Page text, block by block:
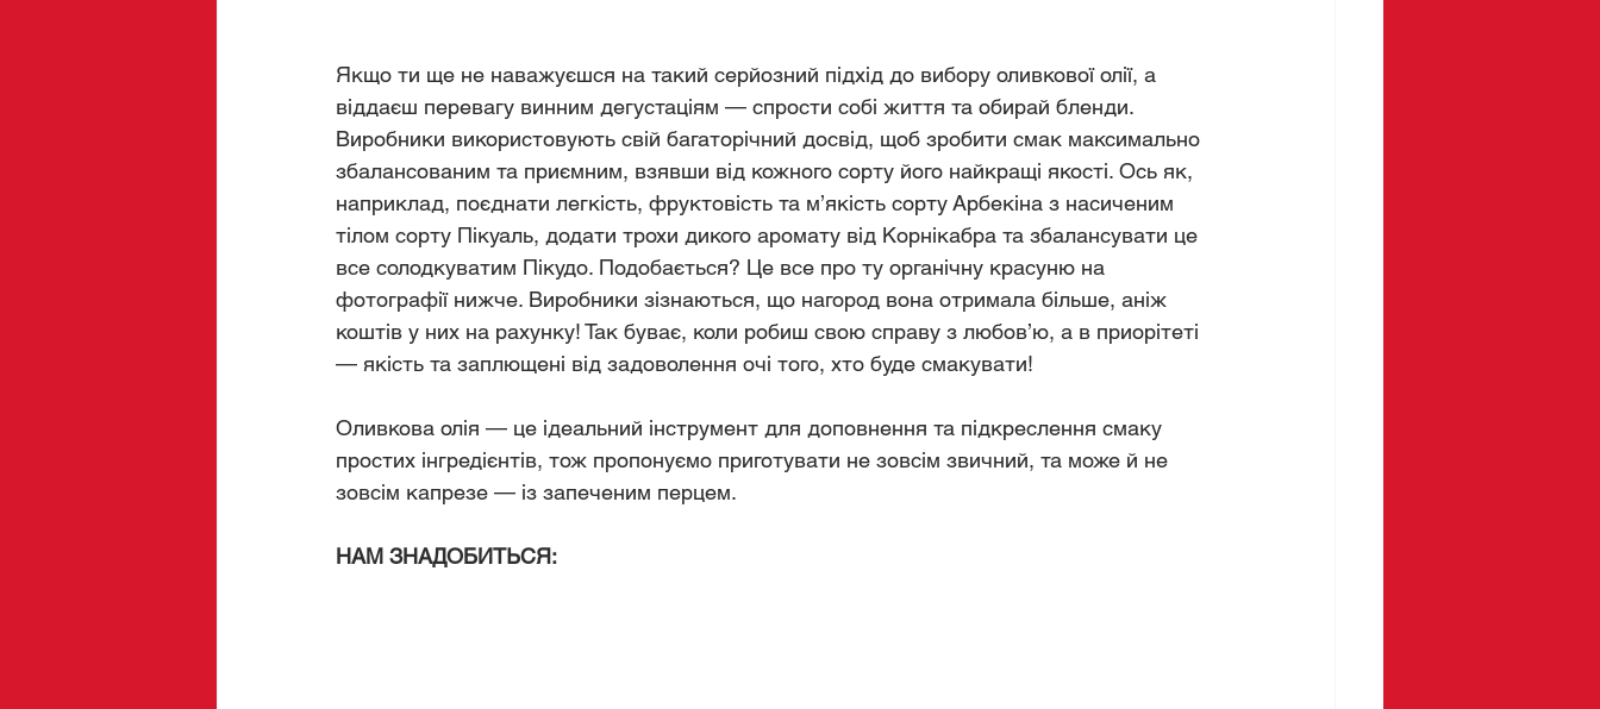
Якщо ти ще не наважуєшся на такий серйозний підхід до вибору оливкової олії, а
віддаєш перевагу винним дегустаціям — спрости собі життя та обирай бленди.
Виробники використовують свій багаторічний досвід, щоб зробити смак максимально
збалансованим та приємним, взявши від кожного сорту його найкращі якості. Ось як,
наприклад, поєднати легкість, фруктовість та м’якість сорту Арбекіна з насиченим
тілом сорту Пікуаль, додати трохи дикого аромату від Корнікабра та збалансувати це
все солодкуватим Пікудо. Подобається? Це все про ту органічну красуню на
фотографії нижче. Виробники зізнаються, що нагород вона отримала більше, аніж
коштів у них на рахунку! Так буває, коли робиш свою справу з любов’ю, а в приорітеті
— якість та заплющені від задоволення очі того, хто буде смакувати!
Оливкова олія — це ідеальний інструмент для доповнення та підкреслення смаку
простих інгредієнтів, тож пропонуємо приготувати не зовсім звичний, та може й не
зовсім капрезе — із запеченим перцем.
НАМ ЗНАДОБИТЬСЯ: